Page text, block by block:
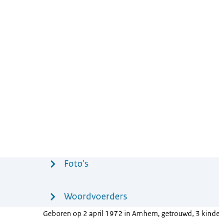
Foto's
Woordvoerders
Geboren op 2 april 1972 in Arnhem, getrouwd, 3